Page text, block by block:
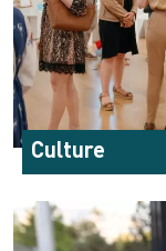
Culture